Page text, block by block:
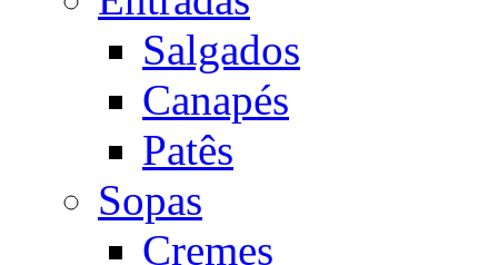
Salgados
Canapés
Patês
Sopas
Cremes